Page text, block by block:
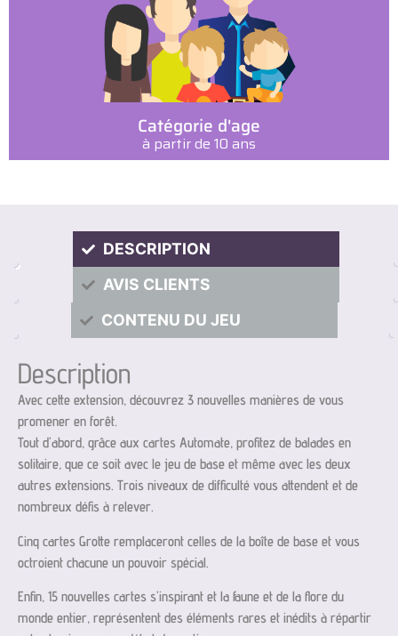
Catégorie d'age
à partir de 10 ans
DESCRIPTION
AVIS CLIENTS
CONTENU DU JEU
Description
Avec cette extension, découvrez 3 nouvelles manières de vous
promener en forêt.
Tout d’abord, grâce aux cartes Automate, profitez de balades en
solitaire, que ce soit avec le jeu de base et même avec les deux
autres extensions. Trois niveaux de difficulté vous attendent et de
nombreux défis à relever.
Cinq cartes Grotte remplaceront celles de la boîte de base et vous
octroient chacune un pouvoir spécial.
Enfin, 15 nouvelles cartes s’inspirant et la faune et de la flore du
monde entier, représentent des éléments rares et inédits à répartir